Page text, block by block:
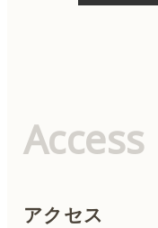
Access
アクセス